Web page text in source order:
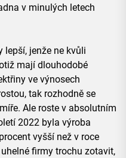
v minulých letech
lepší, jenže ne kvůli
mají dlouhodobé
ve výnosech
tak rozhodně se
Ale roste v absolutním
2022 byla výroba
vyšší než v roce
firmy trochu zotavit,